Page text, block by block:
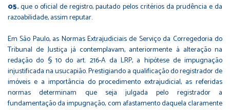
que o oficial de registro, pautado pelos critérios da prudência e da
razoabilidade, assim reputar.
Em São Paulo, as Normas Extrajudiciais de Serviço da Corregedoria do
Tribunal de Justiça já contemplavam, anteriormente à alteração na
redação do § 10 do art. 216-A da LRP, a hipótese de impugnação
injustificada na usucapião. Prestigiando a qualificação do registrador de
imóveis e a importância do procedimento extrajudicial, as referidas
normas determinam que seja julgada pelo registrador a
fundamentação da impugnação, com afastamento daquela claramente